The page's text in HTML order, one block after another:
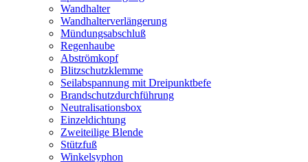
Wandhalter
Wandhalterverlängerung
Mündungsabschluß
Regenhaube
Abströmkopf
Blitzschutzklemme
Seilabspannung mit Dreipunktbefe
Brandschutzdurchführung
Neutralisationsbox
Einzeldichtung
Zweiteilige Blende
Stützfuß
Winkelsyphon